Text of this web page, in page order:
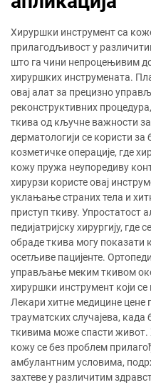
Хируршки инструмент са
прилагодљивост у
што га чини непроцењивим
хируршких инструмената.
овај алат за прецизно
реконструктивних
ткива од кључне важности
дерматологији се користи
козметичке операције, где
кожу пружа неупоредиву
хирурзи користе овај
уклањање страних тела и
приступ ткиву. Упростатост
педијатријску хирургију,
обраде ткива могу показати
осетљиве пацијенте.
управљање меким ткивом око
хируршки инструмент који
Лекари хитне медицине цене
трауматских случајева,
ткивима може спасти живот.
кожу се без проблем
амбулантним условима,
захтеве у различитим